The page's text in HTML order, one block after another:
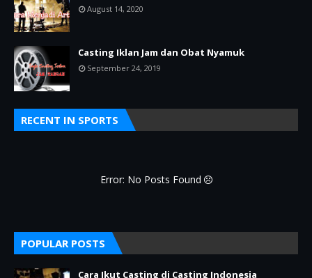
August 14, 2020
Casting Iklan Jam dan Obat Nyamuk
September 24, 2019
RECENT IN SPORTS
Error: No Posts Found
POPULAR POSTS
Cara Ikut Casting di Casting Indonesia